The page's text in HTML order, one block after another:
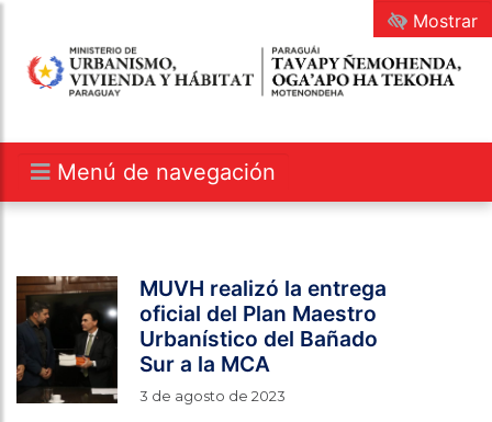
Menú de navegación
Mostrar
MUVH realizó la entrega
oficial del Plan Maestro
Urbanístico del Bañado
Sur a la MCA
3 de agosto de 2023